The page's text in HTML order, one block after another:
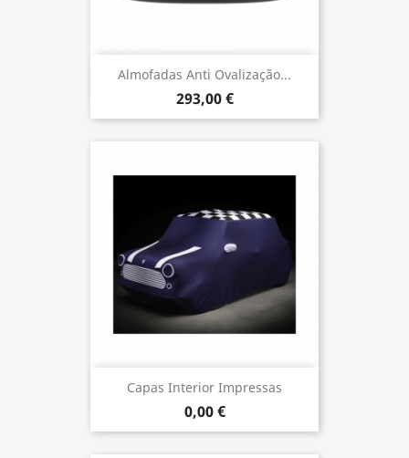
Almofadas Anti Ovalização...
293,00 €
Capas Interior Impressas
0,00 €